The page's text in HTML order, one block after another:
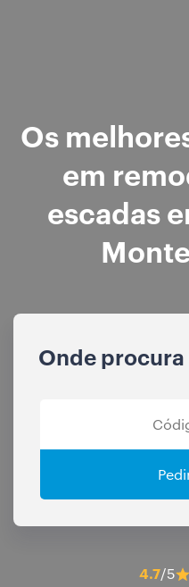
Os
em
escadas
Onde
4.7/5